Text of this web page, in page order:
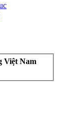
Việt Nam